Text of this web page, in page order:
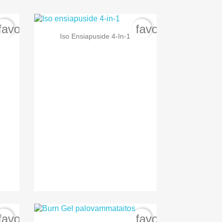
 Pikakatselu
Iso Ensiapuside 4-In-1
favorite_border
favorite_border